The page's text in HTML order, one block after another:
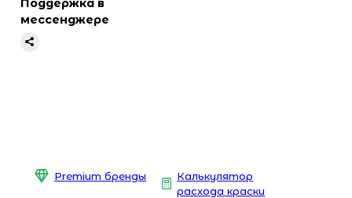
Поддержка в
мессенджере
Premium бренды
Калькулятор
расхода краски